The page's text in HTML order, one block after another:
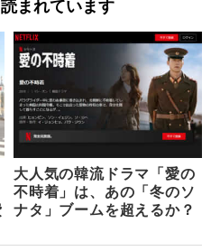
まれています
大人気の韓流ドラマ「愛の
不時着」は、あの「冬のソ
ナタ」ブームを超えるか？